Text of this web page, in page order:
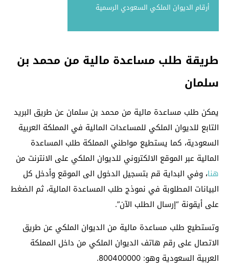
أرقام الديوان الملكي السعودي الرسمية
طريقة طلب مساعدة مالية من محمد بن
سلمان
يمكن طلب مساعدة مالية من محمد بن سلمان عن طريق البريد
التابع للديوان الملكي للمساعدات المالية في المملكة العربية
السعودية، كما يستطيع مواطني المملكة طلب المساعدة
المالية عبر الموقع الالكتروني للديوان الملكي على الانترنت من
هنا، وفي البداية قم بتسجيل الدخول الى الموقع وأدخل كل
البيانات المطلوبة في نموذج طلب المساعدة المالية، ثم الضغط
على أيقونة “إرسال الطلب الآن”.
وتستطيع طلب مساعدة مالية من الديوان الملكي عن طريق
الاتصال على رقم هاتف الديوان الملكي من داخل المملكة
العربية السعودية وهو: 800400000.